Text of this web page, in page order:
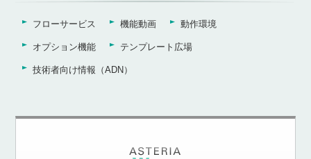
フローサービス 機能動画 動作環境
オプション機能 テンプレート広場
技術者向け情報（ADN）